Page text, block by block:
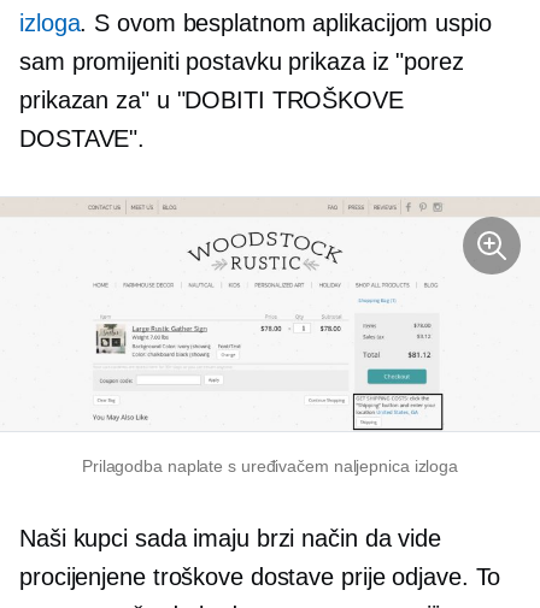
izloga. S ovom besplatnom aplikacijom uspio
sam promijeniti postavku prikaza iz "porez
prikazan za" u "DOBITI TROŠKOVE
DOSTAVE".
Prilagodba naplate s uređivačem naljepnica izloga
Naši kupci sada imaju brzi način da vide
procijenjene troškove dostave prije odjave. To